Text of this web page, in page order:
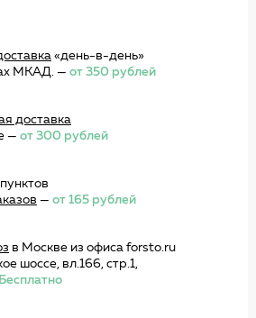
«день-в-день»
МКАД. — от 350 рублей
доставка
— от 300 рублей
— от 165 рублей
в Москве из офиса forsto.ru
шоссе, вл.166, стр.1,
Бесплатно